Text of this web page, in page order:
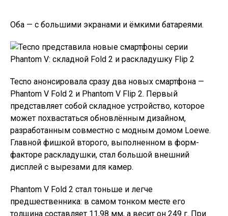
Оба — с большими экранами и ёмкими батареями.
Tecno анонсировала сразу два новых смартфона —
Phantom V Fold 2 и Phantom V Flip 2. Первый
представляет собой складное устройство, которое
может похвастаться обновлённым дизайном,
разработанным совместно с модным домом Loewe.
Главной фишкой второго, выполненном в форм-
факторе раскладушки, стал большой внешний
дисплей с вырезами для камер.
Phantom V Fold 2 стал тоньше и легче
предшественника: в самом тонком месте его
толщина составляет 11,98 мм, а весит он 249 г. При